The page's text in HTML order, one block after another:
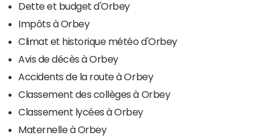
Dette et budget d'Orbey
Impôts à Orbey
Climat et historique météo d'Orbey
Avis de décès à Orbey
Accidents de la route à Orbey
Classement des collèges à Orbey
Classement lycées à Orbey
Maternelle à Orbey